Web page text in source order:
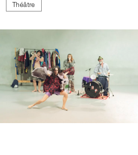
Théâtre